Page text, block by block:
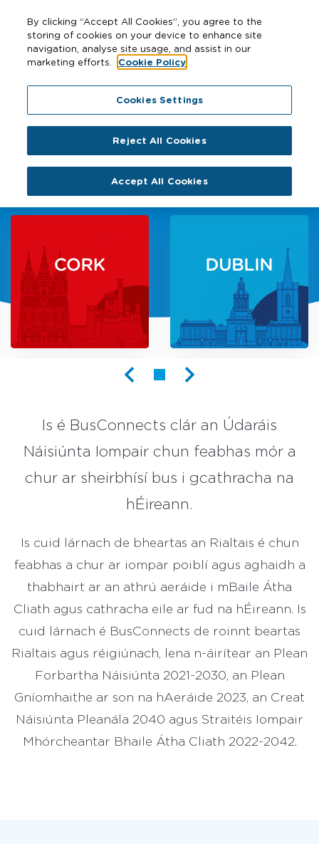
Iompar inbhuanaithe do
chathair níos fearr
Busconnects
Is é BusConnects clár an Údaráis
Náisiúnta Iompair chun feabhas mór a
chur ar sheirbhísí bus i gcathracha na
hÉireann.
Is cuid lárnach de bheartas an Rialtais é chun
feabhas a chur ar iompar poiblí agus aghaidh a
thabhairt ar an athrú aeráide i mBaile Átha
Cliath agus cathracha eile ar fud na hÉireann. Is
cuid lárnach é BusConnects de roinnt beartas
Rialtais agus réigiúnach, lena n-áirítear an Plean
Forbartha Náisiúnta 2021-2030, an Plean
Gníomhaithe ar son na hAeráide 2023, an Creat
Náisiúnta Pleanála 2040 agus Straitéis Iompair
Mhórcheantar Bhaile Átha Cliath 2022-2042.
By clicking “Accept All Cookies”, you agree to the
storing of cookies on your device to enhance site
navigation, analyse site usage, and assist in our
marketing efforts.
Cookie Policy
Cookies Settings
Reject All Cookies
Accept All Cookies